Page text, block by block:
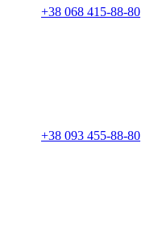
+38 068 415-88-80
+38 093 455-88-80